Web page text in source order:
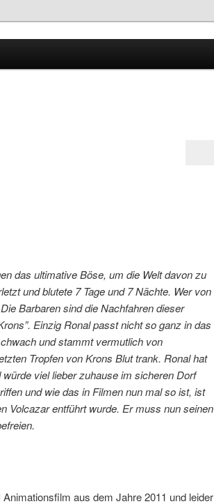
das ultimative Böse, um die Welt davon zu
und blutete 7 Tage und 7 Nächte. Wer von
Barbaren sind die Nachfahren dieser
Einzig Ronal passt nicht so ganz in das
und stammt vermutlich von
Tropfen von Krons Blut trank. Ronal hat
viel lieber zuhause im sicheren Dorf
und wie das in Filmen nun mal so ist, ist
Volcazar entführt wurde. Er muss nun seinen
aus dem Jahre 2011 und leider